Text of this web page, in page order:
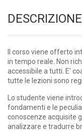
Il corso viene offerto
in tempo reale. Non
accessibile a tutti. E'
tutte le lezioni sono
Lo studente viene
fondamenti e le
conoscenze acquisite
analizzare e tradurre